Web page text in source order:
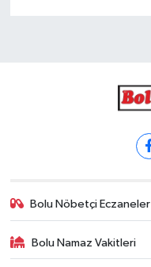
Bolu Nöbetçi Eczaneler
Bolu Namaz Vakitleri